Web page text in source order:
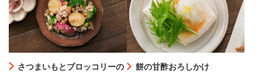
さつまいもとブロッコリーの
餅の甘酢おろしかけ